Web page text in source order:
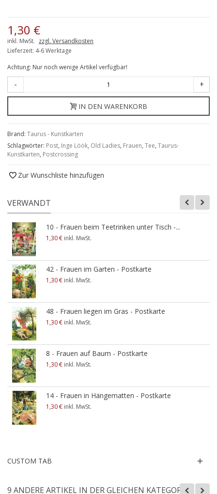
1,30 €
inkl. MwSt. zzgl. Versandkosten
Lieferzeit: 4-6 Werktage
Achtung: Nur noch wenige Artikel verfügbar!
- +
IN DEN WARENKORB
Brand: Taurus - Kunstkarten
Schlagwörter: Post, Inge Löök, Old Ladies, Frauen, Tee, Taurus-
Kunstkarten, Postcrossing
Zur Wunschliste hinzufügen
VERWANDT
10 - Frauen beim Teetrinken unter Tisch -...
1,30 € inkl. MwSt.
42 - Frauen im Garten - Postkarte
1,30 € inkl. MwSt.
48 - Frauen liegen im Gras - Postkarte
1,30 € inkl. MwSt.
8 - Frauen auf Baum - Postkarte
1,30 € inkl. MwSt.
14 - Frauen in Hängematten - Postkarte
1,30 € inkl. MwSt.
CUSTOM TAB
9 ANDERE ARTIKEL IN DER GLEICHEN KATEGORIE: